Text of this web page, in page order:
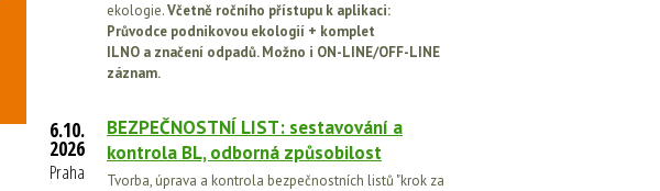
ekologie.Včetně ročního přístupu k aplikaci:
Průvodce podnikovou ekologií + komplet
ILNO a značení odpadů. Možno i ON-LINE/OFF-LINE
záznam.
6.10.
2026
Praha
BEZPEČNOSTNÍ LIST: sestavování a
kontrola BL, odborná způsobilost
Tvorba, úprava a kontrola bezpečnostních listů "krok za